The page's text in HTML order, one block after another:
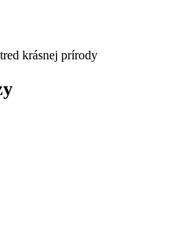
krásnej prírody